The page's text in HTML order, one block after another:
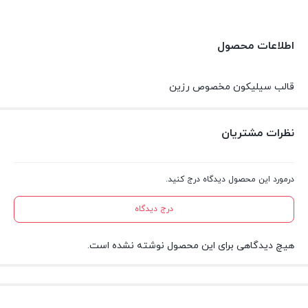
اطلاعات محصول
قالب سیلیکون مخصوص رزین
نظرات مشتریان
درمورد این محصول دیدگاه درج کنید.
درج دیدگاه
هیچ دیدگاهی برای این محصول نوشته نشده است.